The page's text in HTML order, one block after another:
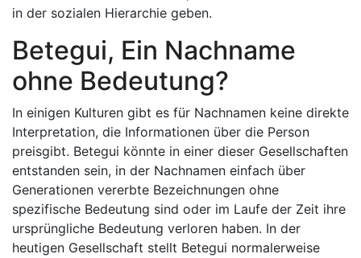
in der sozialen Hierarchie geben.
Betegui, Ein Nachname
ohne Bedeutung?
In einigen Kulturen gibt es für Nachnamen keine direkte
Interpretation, die Informationen über die Person
preisgibt. Betegui könnte in einer dieser Gesellschaften
entstanden sein, in der Nachnamen einfach über
Generationen vererbte Bezeichnungen ohne
spezifische Bedeutung sind oder im Laufe der Zeit ihre
ursprüngliche Bedeutung verloren haben. In der
heutigen Gesellschaft stellt Betegui normalerweise